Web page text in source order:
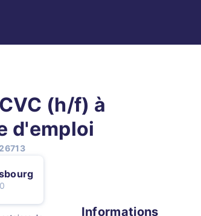
(h/f) à
d'emploi
Informations